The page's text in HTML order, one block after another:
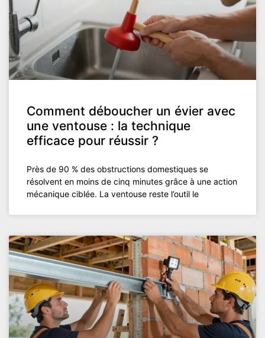
Comment déboucher un évier avec
une ventouse : la technique
efficace pour réussir ?
Près de 90 % des obstructions domestiques se
résolvent en moins de cinq minutes grâce à une action
mécanique ciblée. La ventouse reste l’outil le